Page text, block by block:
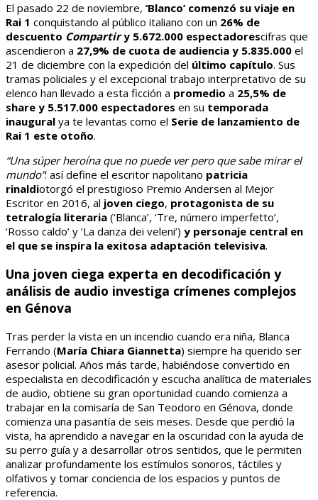
El pasado 22 de noviembre, ‘Blanco’ comenzó su viaje en
Rai 1 conquistando al público italiano con un 26% de
descuento Compartiry 5.672.000 espectadorescifras que
ascendieron a 27,9% de cuota de audiencia y 5.835.000 el
21 de diciembre con la expedición del último capítulo. Sus
tramas policiales y el excepcional trabajo interpretativo de su
elenco han llevado a esta ficción a promedio a 25,5% de
share y 5.517.000 espectadores en su temporada
inaugural ya te levantas como el Serie de lanzamiento de
Rai 1 este otoño.
“Una súper heroína que no puede ver pero que sabe mirar el
mundo”: así define el escritor napolitano patricia
rinaldiotorgó el prestigioso Premio Andersen al Mejor
Escritor en 2016, al joven ciego, protagonista de su
tetralogía literaria (‘Blanca’, ‘Tre, número imperfetto’,
‘Rosso caldo’ y ‘La danza dei veleni’) y personaje central en
el que se inspira la exitosa adaptación televisiva.
Una joven ciega experta en decodificación y
análisis de audio investiga crímenes complejos
en Génova
Tras perder la vista en un incendio cuando era niña, Blanca
Ferrando (María Chiara Giannetta) siempre ha querido ser
asesor policial. Años más tarde, habiéndose convertido en
especialista en decodificación y escucha analítica de materiales
de audio, obtiene su gran oportunidad cuando comienza a
trabajar en la comisaría de San Teodoro en Génova, donde
comienza una pasantía de seis meses. Desde que perdió la
vista, ha aprendido a navegar en la oscuridad con la ayuda de
su perro guía y a desarrollar otros sentidos, que le permiten
analizar profundamente los estímulos sonoros, táctiles y
olfativos y tomar conciencia de los espacios y puntos de
referencia.